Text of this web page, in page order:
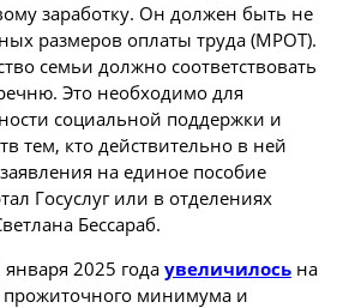
заработку. Он должен быть не
размеров оплаты труда (МРОТ).
семьи должно соответствовать
Это необходимо для
социальной поддержки и
тем, кто действительно в ней
на единое пособие
Госуслуг или в отделениях
Бессараб.
2025 года увеличилось на
прожиточного минимума и